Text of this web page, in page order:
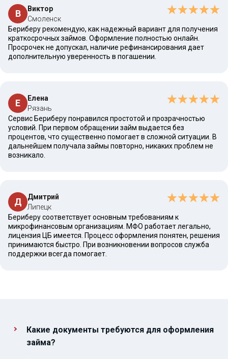
В
Виктор
Смоленск
Бериберу рекомендую, как надежный вариант для получения
краткосрочных займов. Оформление полностью онлайн.
Просрочек не допускал, наличие рефинансирования дает
дополнительную уверенность в погашении.
Е
Елена
Рязань
Сервис Бериберу понравился простотой и прозрачностью
условий. При первом обращении займ выдается без
процентов, что существенно помогает в сложной ситуации. В
дальнейшем получала займы повторно, никаких проблем не
возникало.
Д
Дмитрий
Липецк
Бериберу соответствует основным требованиям к
микрофинансовым организациям. МФО работает легально,
лицензия ЦБ имеется. Процесс оформления понятен, решения
принимаются быстро. При возникновении вопросов служба
поддержки всегда помогает.
Какие документы требуются для оформления
займа?